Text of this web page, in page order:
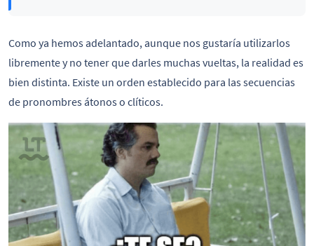
Como ya hemos adelantado, aunque nos gustaría utilizarlos
libremente y no tener que darles muchas vueltas, la realidad es
bien distinta. Existe un orden establecido para las secuencias
de pronombres átonos o clíticos.